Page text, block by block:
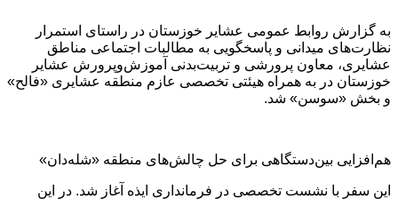
به گزارش روابط عمومی عشایر خوزستان در راستای استمرار
نظارت‌های میدانی و پاسخگویی به مطالبات اجتماعی مناطق
عشایری، معاون پرورشی و تربیت‌بدنی آموزش‌وپرورش عشایر
خوزستان در به همراه هیئتی تخصصی عازم منطقه عشایری «فالح»
و بخش «سوسن» شد.
هم‌افزایی بین‌دستگاهی برای حل چالش‌های منطقه «شله‌دان»
این سفر با نشست تخصصی در فرمانداری ایذه آغاز شد. در این